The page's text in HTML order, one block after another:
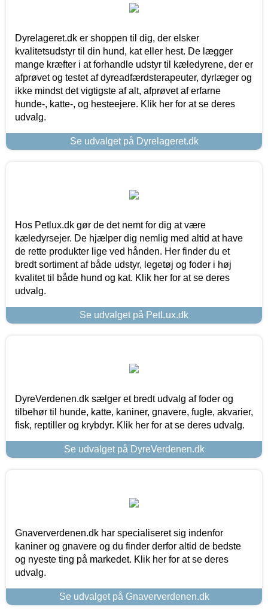
Dyrelageret.dk er shoppen til dig, der elsker
kvalitetsudstyr til din hund, kat eller hest. De lægger
mange kræfter i at forhandle udstyr til kæledyrene, der er
afprøvet og testet af dyreadfærdsterapeuter, dyrlæger og
ikke mindst det vigtigste af alt, afprøvet af erfarne
hunde-, katte-, og hesteejere. Klik her for at se deres
udvalg.
Se udvalget på Dyrelageret.dk
Hos Petlux.dk gør de det nemt for dig at være
kæledyrsejer. De hjælper dig nemlig med altid at have
de rette produkter lige ved hånden. Her finder du et
bredt sortiment af både udstyr, legetøj og foder i høj
kvalitet til både hund og kat. Klik her for at se deres
udvalg.
Se udvalget på PetLux.dk
DyreVerdenen.dk sælger et bredt udvalg af foder og
tilbehør til hunde, katte, kaniner, gnavere, fugle, akvarier,
fisk, reptiller og krybdyr. Klik her for at se deres udvalg.
Se udvalget på DyreVerdenen.dk
Gnaververdenen.dk har specialiseret sig indenfor
kaniner og gnavere og du finder derfor altid de bedste
og nyeste ting på markedet. Klik her for at se deres
udvalg.
Se udvalget på Gnaververdenen.dk